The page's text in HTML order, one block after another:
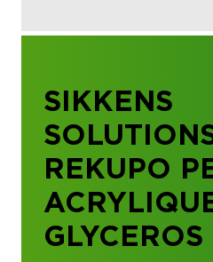
SIKKENS
REKUPO
GLYCEROS